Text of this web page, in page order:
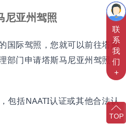
尼亚州驾照
国际驾照，您就可以前往塔斯
部门申请塔斯马尼亚州驾照。
包括NAATI认证或其他合法认
联
系
我
们
+
TOP